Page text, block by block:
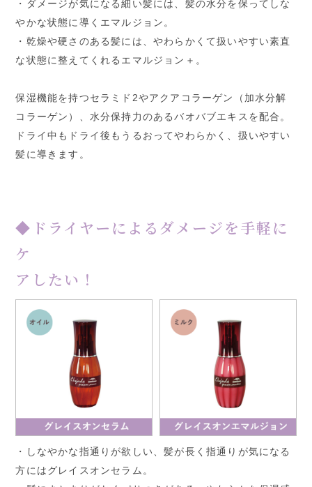
・ダメージが気になる細い髪には、髪の水分を保ってしな
やかな状態に導くエマルジョン。
・乾燥や硬さのある髪には、やわらかくて扱いやすい素直
な状態に整えてくれるエマルジョン＋。
保湿機能を持つセラミド2やアクアコラーゲン（加水分解
コラーゲン）、水分保持力のあるバオバブエキスを配合。
ドライ中もドライ後もうるおってやわらかく、扱いやすい
髪に導きます。
◆ドライヤーによるダメージを手軽に
ケ
アしたい！
・しなやかな指通りが欲しい、髪が長く指通りが気になる
方にはグレイスオンセラム。